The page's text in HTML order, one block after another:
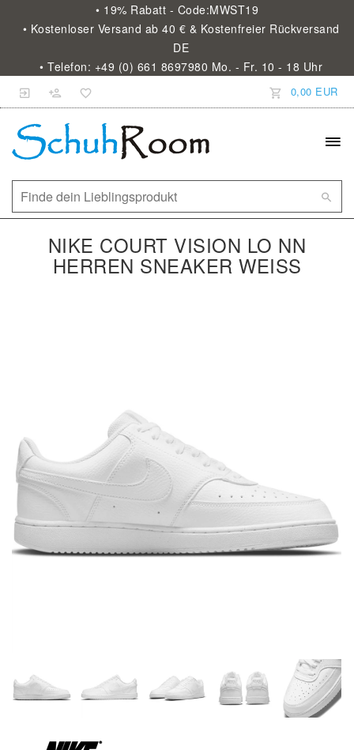
• 19% Rabatt - Code:MWST19
• Kostenloser Versand ab 40 € & Kostenfreier Rückversand
DE
• Telefon: +49 (0) 661 8697980 Mo. - Fr. 10 - 18 Uhr
0,00 EUR
NIKE COURT VISION LO NN
HERREN SNEAKER WEISS